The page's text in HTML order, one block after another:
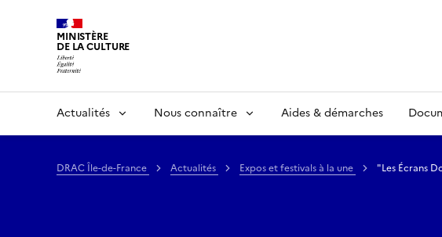
MINISTÈRE
DE LA CULTURE
Actualités Nous connaître Aides & démarches
DRAC Île-de-France Actualités Expos et festivals à la une "Les Écrans